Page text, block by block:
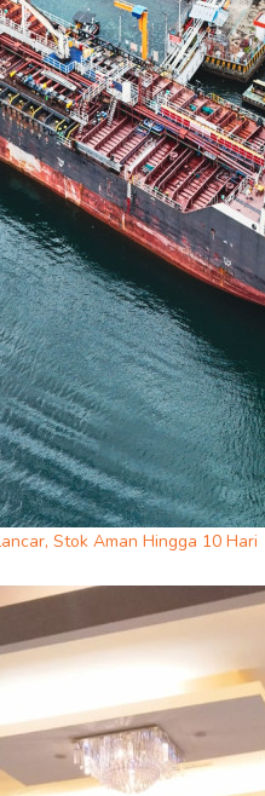
Stok Aman Hingga 10 Hari